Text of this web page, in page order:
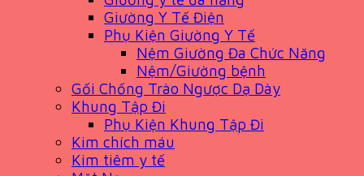
Giường Y Tế Điện
Phụ Kiện Giường Y Tế
Nệm Giường Đa Chức Năng
Nệm/Giường bệnh
Gối Chống Trào Ngược Dạ Dày
Khung Tập Đi
Phụ Kiện Khung Tập Đi
Kim chích máu
Kim tiêm y tế